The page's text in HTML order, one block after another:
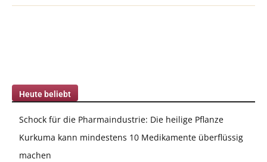
Heute beliebt
Schock für die Pharmaindustrie: Die heilige Pflanze
Kurkuma kann mindestens 10 Medikamente überflüssig
machen